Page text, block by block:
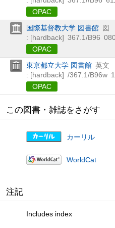
OPAC
国際基督教大学 図書館 図
: [hardback] 367.1/B96
OPAC
東京都立大学 図書館 英文
: [hardback] /367.1/B96w
OPAC
この図書・雑誌をさがす
カーリル
WorldCat
注記
Includes index